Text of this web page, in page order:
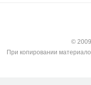
©
При копировании